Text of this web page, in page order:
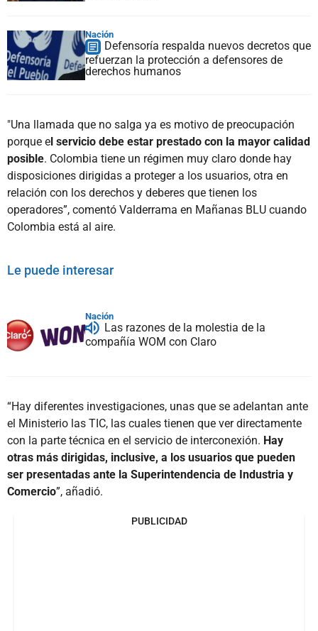
Nación
Defensoría respalda nuevos decretos que
refuerzan la protección a defensores de
derechos humanos
"Una llamada que no salga ya es motivo de preocupación
porque el servicio debe estar prestado con la mayor calidad
posible. Colombia tiene un régimen muy claro donde hay
disposiciones dirigidas a proteger a los usuarios, otra en
relación con los derechos y deberes que tienen los
operadores”, comentó Valderrama en Mañanas BLU cuando
Colombia está al aire.
Le puede interesar
Nación
Las razones de la molestia de la
compañía WOM con Claro
“Hay diferentes investigaciones, unas que se adelantan ante
el Ministerio las TIC, las cuales tienen que ver directamente
con la parte técnica en el servicio de interconexión. Hay
otras más dirigidas, inclusive, a los usuarios que pueden
ser presentadas ante la Superintendencia de Industria y
Comercio”, añadió.
PUBLICIDAD